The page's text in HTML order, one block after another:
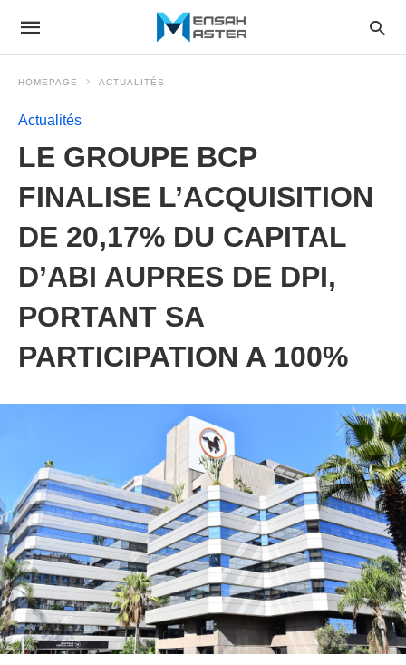
HOMEPAGE ACTUALITÉS
Actualités
LE GROUPE BCP
FINALISE L’ACQUISITION
DE 20,17% DU CAPITAL
D’ABI AUPRES DE DPI,
PORTANT SA
PARTICIPATION A 100%